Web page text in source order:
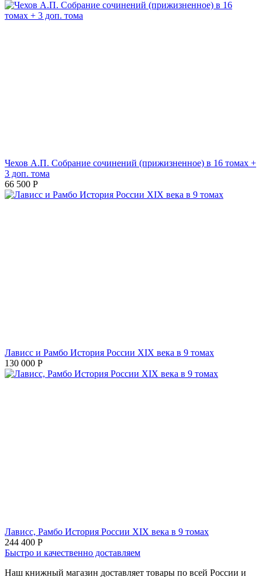
Чехов А.П. Собрание сочинений (прижизненное) в 16 томах +
3 доп. тома
66 500 Р
Лависс и Рамбо История России XIX века в 9 томах
130 000 Р
Лависс, Рамбо История России XIX века в 9 томах
244 400 Р
Быстро и качественно доставляем
Наш книжный магазин доставляет товары по всей России и